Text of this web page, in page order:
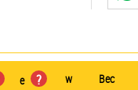
e ? w Вес